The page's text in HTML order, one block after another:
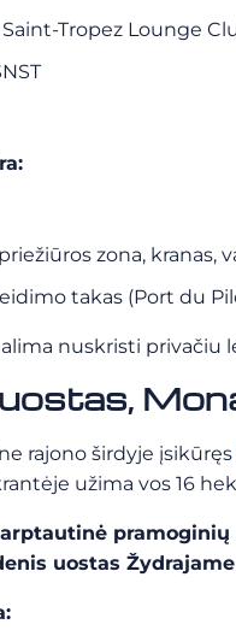
Tropez Lounge
zona, kranas,
takas (Port du
nuskristi privačiu
rajono širdyje įsikūręs
užima vos 16
pramoginių
uostas